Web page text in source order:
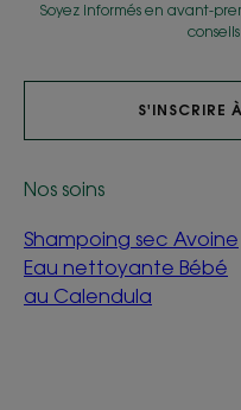
Soyez informés en avant-
S'INSCRIRE
Nos soins
Shampoing sec Avoine
Eau nettoyante Bébé
au Calendula